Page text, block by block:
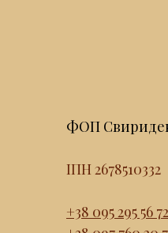
ФОП
ІПН 2678510332
+38 095 295 56 72